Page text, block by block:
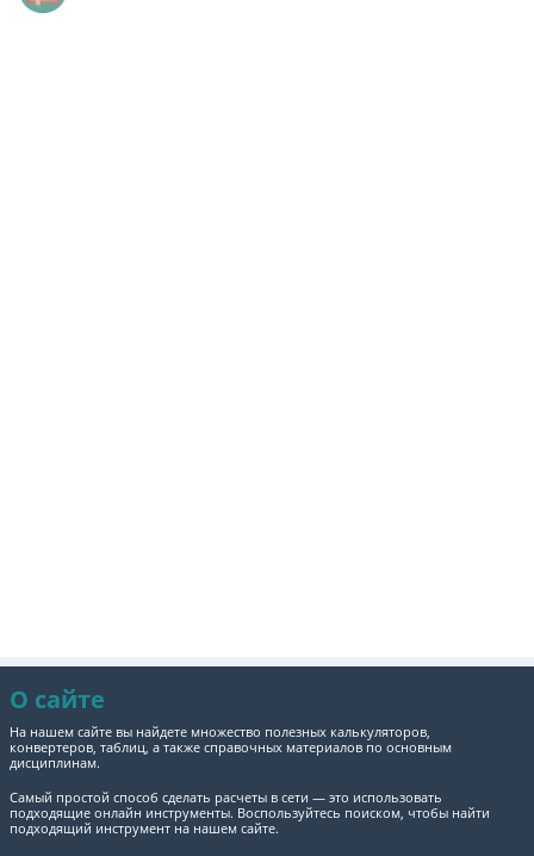
О сайте
На нашем сайте вы найдете множество полезных калькуляторов,
конвертеров, таблиц, а также справочных материалов по основным
дисциплинам.
Самый простой способ сделать расчеты в сети — это использовать
подходящие онлайн инструменты. Воспользуйтесь поиском, чтобы найти
подходящий инструмент на нашем сайте.